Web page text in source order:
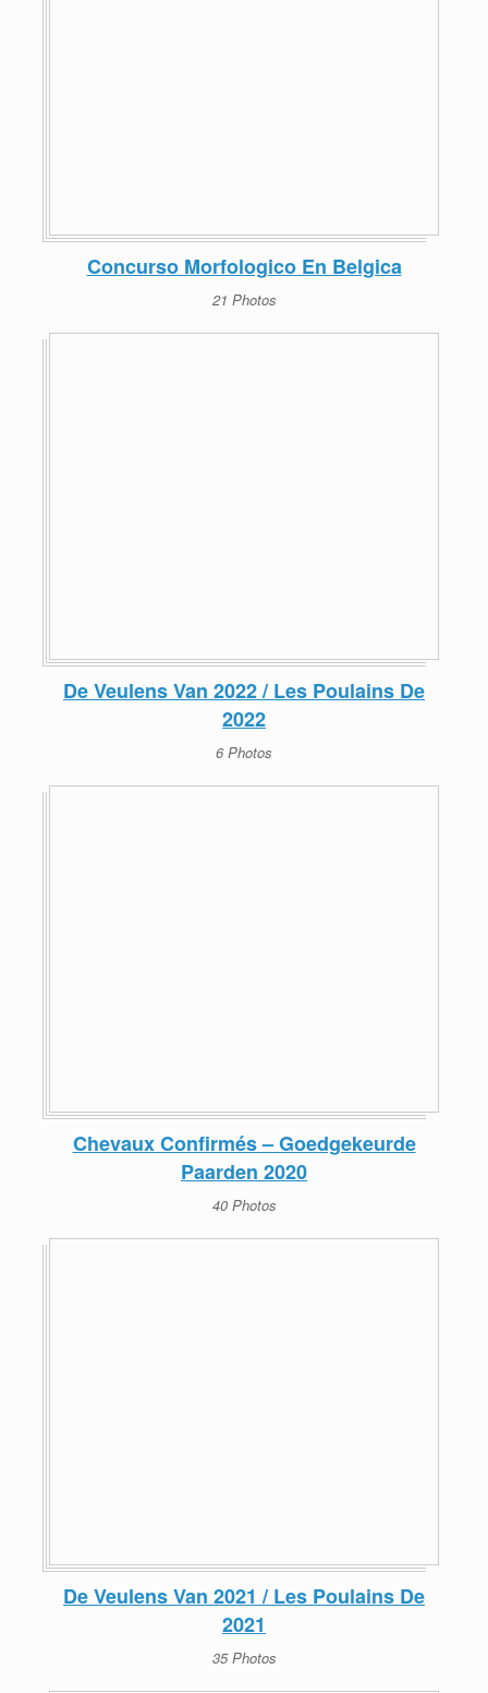
Concurso Morfologico En Belgica
21 Photos
De Veulens Van 2022 / Les Poulains De
2022
6 Photos
Chevaux Confirmés – Goedgekeurde
Paarden 2020
40 Photos
De Veulens Van 2021 / Les Poulains De
2021
35 Photos